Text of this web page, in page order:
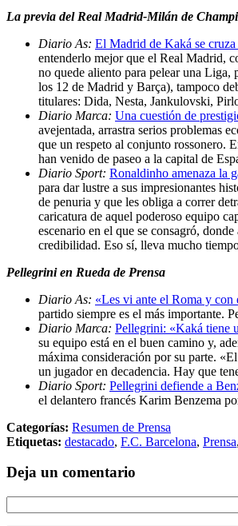
La previa del Real Madrid-Milán de
Diario As: El Madrid de Kaká se
entenderlo mejor que el Real Madrid,
no quede aliento para pelear una Liga,
los 12 de Madrid y Barça), tampoco
titulares: Dida, Nesta, Jankulovski,
Diario Marca: Una cuestión de
avejentada, arrastra serios problemas
que un respeto al conjunto rossonero.
han venido de paseo a la capital de
Diario Sport: Ronaldinho amenaza la
para dar lustre a sus impresionantes
de penuria y que les obliga a correr
caricatura de aquel poderoso equipo
escenario en el que se consagró,
credibilidad. Eso sí, lleva mucho
Pellegrini en Rueda de Prensa
Diario As: «Les vi ante el Roma y con
partido siempre es el más importante.
Diario Marca: Pellegrini: «Kaká tiene
su equipo está en el buen camino y,
máxima consideración por su parte.
un jugador en decadencia. Hay que
Diario Sport: Pellegrini defiende a
el delantero francés Karim Benzema
Categorías: Resumen de Prensa
Etiquetas: destacado, F.C. Barcelona, Prensa,
Deja un comentario